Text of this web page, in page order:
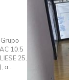
10.5
25,